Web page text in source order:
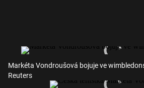
Markéta Vondroušová bojuje ve
Reuters